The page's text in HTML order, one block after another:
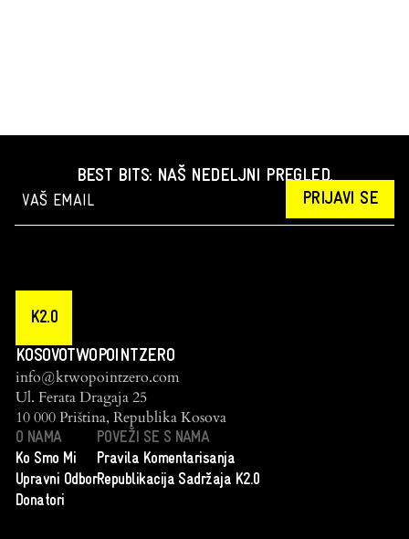
BEST BITS: NAŠ NEDELJNI PREGLED.
PRIJAVI SE
K2.0
KOSOVOTWOPOINTZERO
info@ktwopointzero.com
Ul. Ferata Dragaja 25
10 000 Priština, Republika Kosova
O NAMA
Ko Smo Mi
Upravni Odbor
Donatori
POVEŽI SE S NAMA
Pravila Komentarisanja
Republikacija Sadržaja K2.0